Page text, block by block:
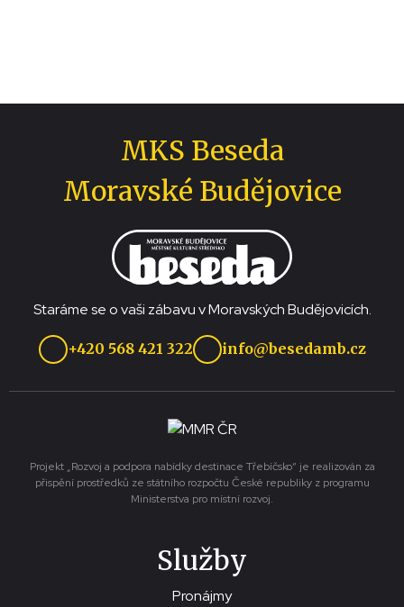
MKS Beseda
Moravské Budějovice
Staráme se o vaši zábavu v Moravských Budějovicích.
+420 568 421 322 info@besedamb.cz
Projekt „Rozvoj a podpora nabídky destinace Třebíčsko“ je realizován za
přispění prostředků ze státního rozpočtu České republiky z programu
Ministerstva pro místní rozvoj.
Služby
Pronájmy